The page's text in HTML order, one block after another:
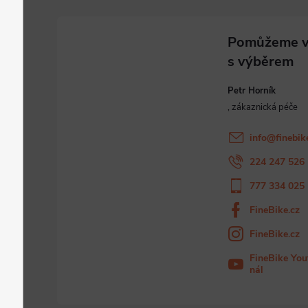
Petr Horník
info@
224 247 526
777 334 025
FineBike.cz
FineBike.cz
FineBike
nál